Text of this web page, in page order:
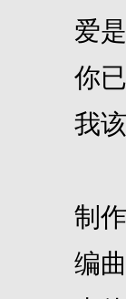
爱是
你已
我该
制作
编曲